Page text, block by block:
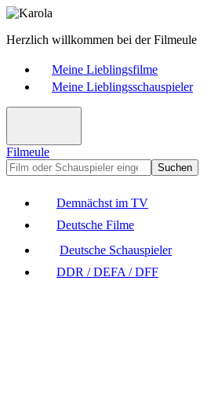
Herzlich willkommen bei der Filmeule
Meine Lieblingsfilme
Meine Lieblingsschauspieler
Filmeule
Suchen
Demnächst im TV
Deutsche Filme
Deutsche Schauspieler
DDR / DEFA / DFF